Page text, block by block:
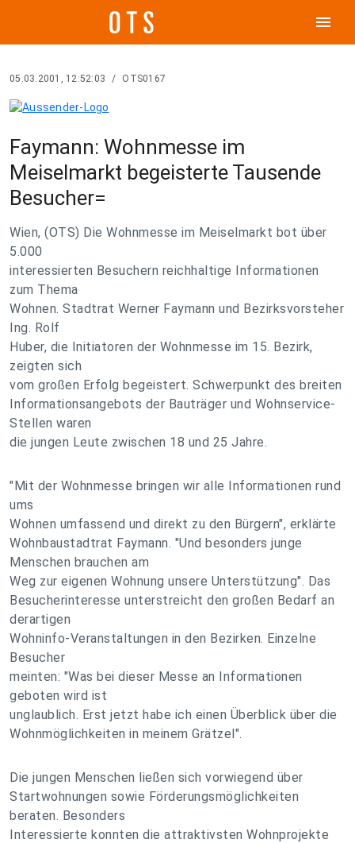
menu
05.03.2001, 12:52:03 / OTS0167
Faymann: Wohnmesse im
Meiselmarkt begeisterte Tausende
Besucher=
Wien, (OTS) Die Wohnmesse im Meiselmarkt bot über
5.000
interessierten Besuchern reichhaltige Informationen
zum Thema
Wohnen. Stadtrat Werner Faymann und Bezirksvorsteher
Ing. Rolf
Huber, die Initiatoren der Wohnmesse im 15. Bezirk,
zeigten sich
vom großen Erfolg begeistert. Schwerpunkt des breiten
Informationsangebots der Bauträger und Wohnservice-
Stellen waren
die jungen Leute zwischen 18 und 25 Jahre.
"Mit der Wohnmesse bringen wir alle Informationen rund
ums
Wohnen umfassend und direkt zu den Bürgern", erklärte
Wohnbaustadtrat Faymann. "Und besonders junge
Menschen brauchen am
Weg zur eigenen Wohnung unsere Unterstützung". Das
Besucherinteresse unterstreicht den großen Bedarf an
derartigen
Wohninfo-Veranstaltungen in den Bezirken. Einzelne
Besucher
meinten: "Was bei dieser Messe an Informationen
geboten wird ist
unglaublich. Erst jetzt habe ich einen Überblick über die
Wohnmöglichkeiten in meinem Grätzel".
Die jungen Menschen ließen sich vorwiegend über
Startwohnungen sowie Förderungsmöglichkeiten
beraten. Besonders
Interessierte konnten die attraktivsten Wohnprojekte